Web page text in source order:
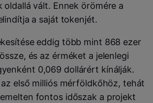
oldallá vált. Ennek örömére a
a saját tokenjét.
eddig több mint 868 ezer
és az érméket a jelenlegi
0,069 dollárért kínálják.
első milliós mérföldkőhöz, tehát
fontos időszak a projekt